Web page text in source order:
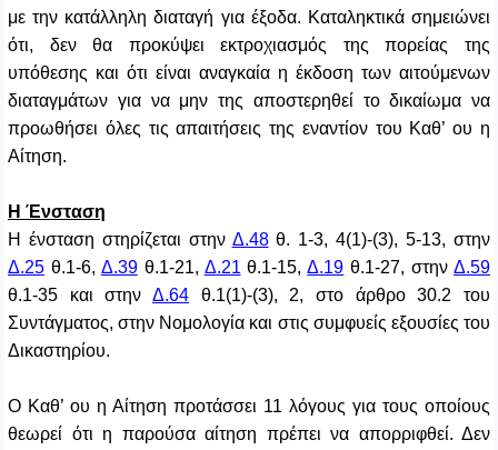
με την κατάλληλη διαταγή για έξοδα. Καταληκτικά σημειώνει
ότι, δεν θα προκύψει εκτροχιασμός της πορείας της
υπόθεσης και ότι είναι αναγκαία η έκδοση των αιτούμενων
διαταγμάτων για να μην της αποστερηθεί το δικαίωμα να
προωθήσει όλες τις απαιτήσεις της εναντίον του Καθ’ ου η
Αίτηση.
Η Ένσταση
Η ένσταση στηρίζεται στην Δ.48θ. 1-3, 4(1)-(3), 5-13, στην
Δ.25 θ.1-6, Δ.39θ.1-21, Δ.21 θ.1-15,Δ.19 θ.1-27, στηνΔ.59
θ.1-35 και στην Δ.64 θ.1(1)-(3), 2, στο άρθρο 30.2 του
Συντάγματος, στην Νομολογία και στις συμφυείς εξουσίες του
Δικαστηρίου.
Ο Καθ’ ου η Αίτηση προτάσσει 11 λόγους για τους οποίους
θεωρεί ότι η παρούσα αίτηση πρέπει να απορριφθεί. Δεν